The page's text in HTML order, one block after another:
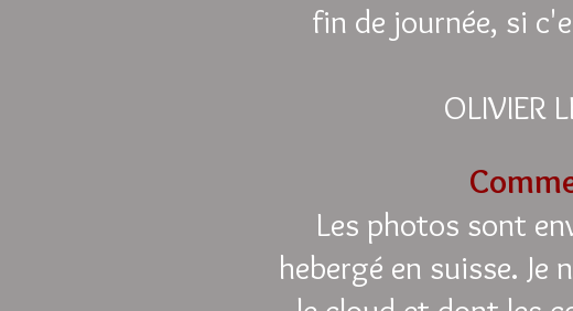
fin de journée, si
OLIVIER
Les photos sont
hebergé en suisse. Je